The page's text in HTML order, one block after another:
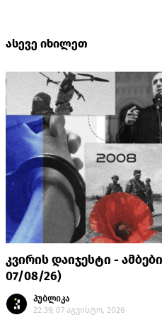
ასევე იხილეთ
კვირის დაიჯესტი -
07/08/26)
პუბლიკა
22:39, 07 აგვისტო, 2026